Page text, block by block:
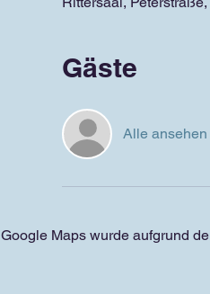
Gäste
Alle ansehen
Google Maps wurde aufgrund